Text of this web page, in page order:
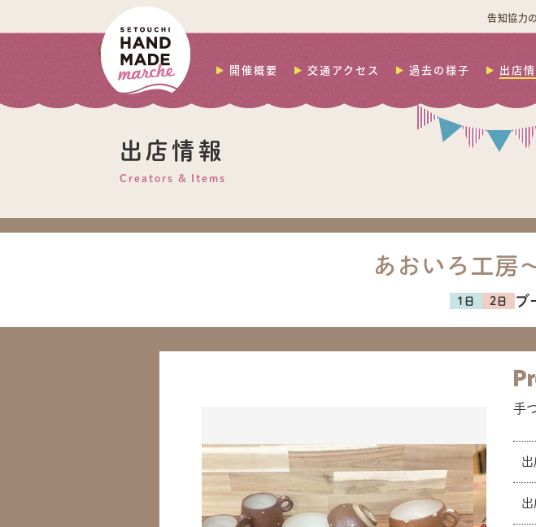
告知協力
開催概要 交通アクセス 過去の様子 出店
出店情報
Creators & Items
あおいろ工房
ブ
手
出